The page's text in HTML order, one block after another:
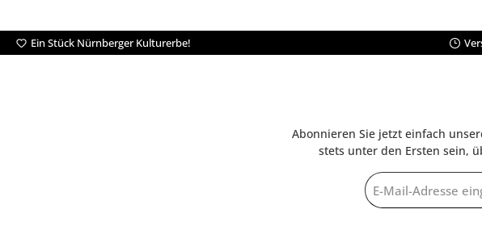
Ein Stück Nürnberger Kulturerbe!
Abonnieren Sie jetzt einfach
stets unter den Ersten sein,
E-
Mail-
Adresse